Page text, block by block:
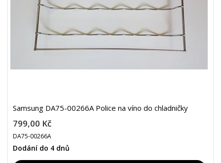
Samsung DA75-00266A Police na víno do chladničky
799,00 Kč
DA75-00266A
Dodání do 4 dnů